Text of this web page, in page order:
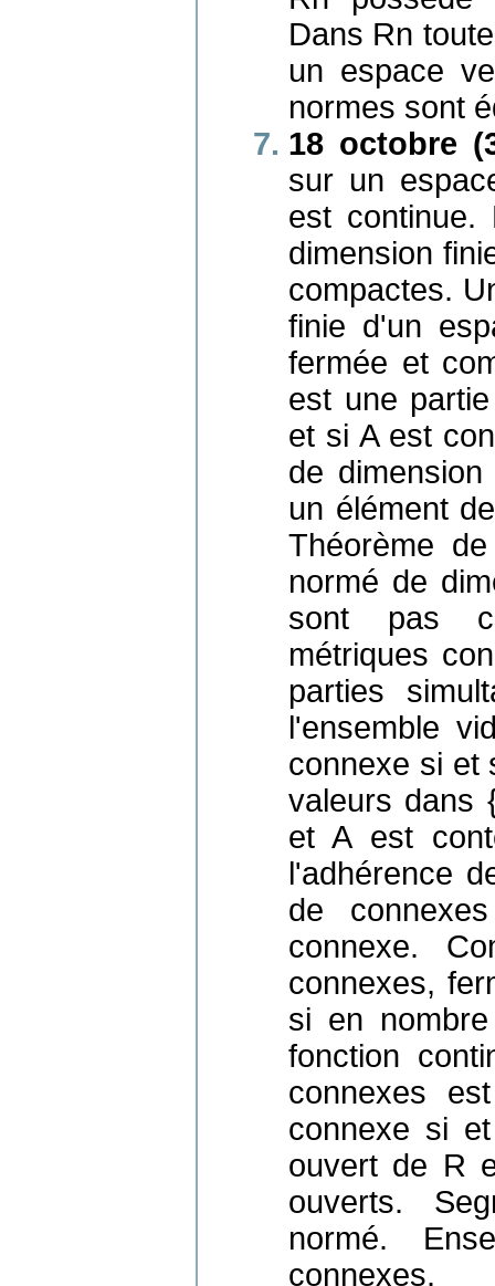
Dans Rn
un espace
normes sont
18 octobre
sur un
est continue.
dimension
compactes.
finie d'un
fermée et
est une
et si A est
de
un élément
Théorème
normé de
sont pas
métriques
parties
l'ensemble
connexe si et
valeurs dans
et A est
l'adhérence
de
connexe.
connexes,
si en
fonction
connexes
connexe si
ouvert de R
ouverts.
normé.
connexes.